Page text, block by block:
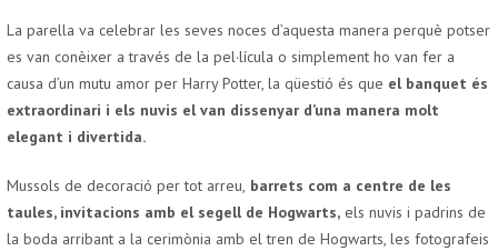
La parella va celebrar les seves noces d’aquesta manera perquè potser
es van conèixer a través de la pel·lícula o simplement ho van fer a
causa d’un mutu amor per Harry Potter, la qüestió és que el banquet és
extraordinari i els nuvis el van dissenyar d’una manera molt
elegant i divertida.
Mussols de decoració per tot arreu, barrets com a centre de les
taules, invitacions amb el segell de Hogwarts, els nuvis i padrins de
la boda arribant a la cerimònia amb el tren de Hogwarts, les fotografeis